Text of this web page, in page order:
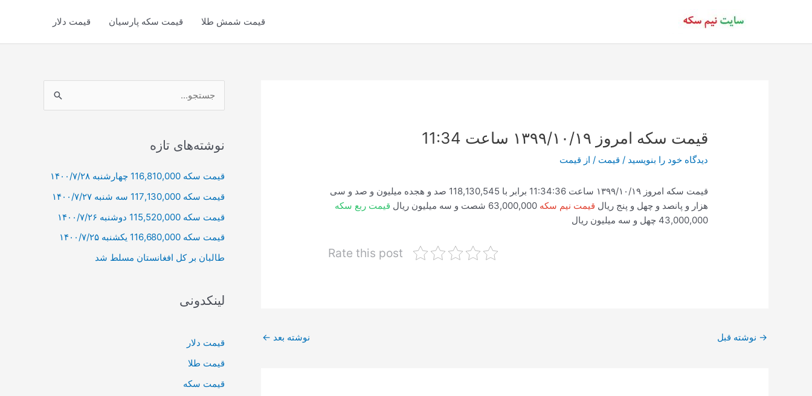
قیمت شمش طلا قیمت سکه پارسیان قیمت دلار
قیمت سکه امروز ۱۳۹۹/۱۰/۱۹ ساعت 11:34
دیدگاه‌ خود را بنویسید / قیمت / از قیمت
قیمت سکه امروز ۱۳۹۹/۱۰/۱۹ ساعت 11:34:36 برابر با 118,130,545 صد و هجده میلیون و صد و سی
هزار و پانصد و چهل و پنج ریال قیمت نیم سکه63,000,000 شصت و سه میلیون ریال
قیمت ربع سکه
43,000,000 چهل و سه میلیون ریال
Rate this post
پیمایش
→ نوشته قبل نوشته بعد ←
ج
ب
ر
ا
ی
نوشته‌های تازه
قیمت سکه 116,810,000 چهارشنبه ۱۴۰۰/۷/۲۸
قیمت سکه 117,130,000 سه شنبه ۱۴۰۰/۷/۲۷
قیمت سکه 115,520,000 دوشنبه ۱۴۰۰/۷/۲۶
قیمت سکه 116,680,000 یکشنبه ۱۴۰۰/۷/۲۵
طالبان بر كل افغانستان مسلط شد
لینکدونی
قیمت دلار
قیمت طلا
قیمت سکه